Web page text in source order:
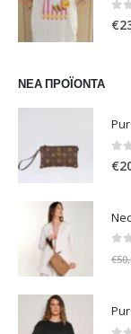
€
ΝΈΑ ΠΡΟΪΌΝΤΑ
0
€
€